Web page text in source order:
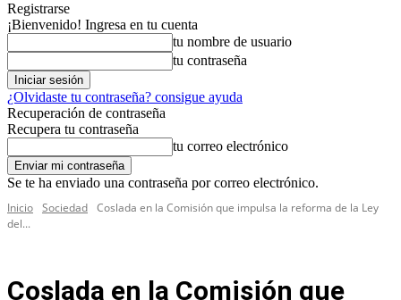
Registrarse
¡Bienvenido! Ingresa en tu cuenta
tu nombre de usuario
tu contraseña
¿Olvidaste tu contraseña? consigue ayuda
Recuperación de contraseña
Recupera tu contraseña
tu correo electrónico
Se te ha enviado una contraseña por correo electrónico.
Inicio Sociedad Coslada en la Comisión que impulsa la reforma de la Ley
del...
Coslada en la Comisión que